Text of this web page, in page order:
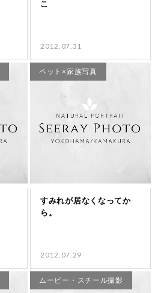
2012.07.31
ペット×家族写真
2012.07.29
ムービー・スチール撮影